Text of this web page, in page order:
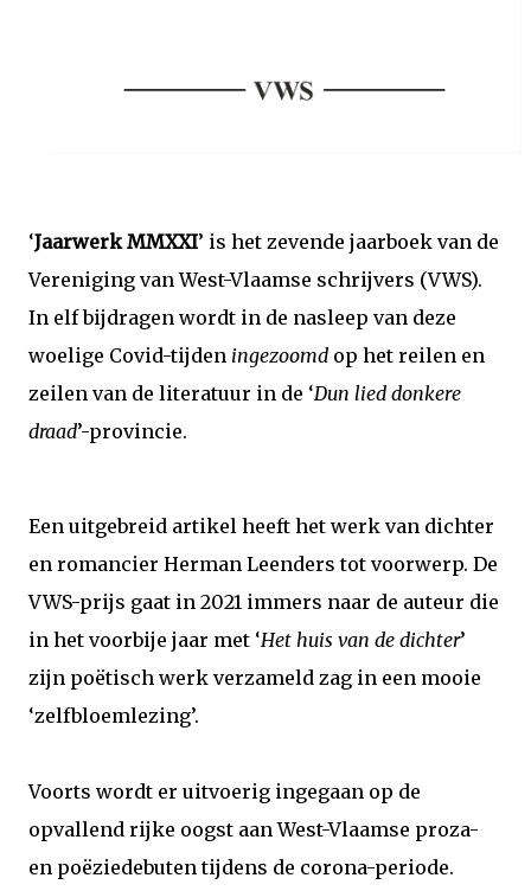
‘Jaarwerk MMXXI’ is het zevende jaarboek van de
Vereniging van West-Vlaamse schrijvers (VWS).
In elf bijdragen wordt in de nasleep van deze
woelige Covid-tijden ingezoomd op het reilen en
zeilen van de literatuur in de ‘Dun lied donkere
draad’-provincie.
Een uitgebreid artikel heeft het werk van dichter
en romancier Herman Leenders tot voorwerp. De
VWS-prijs gaat in 2021 immers naar de auteur die
in het voorbije jaar met ‘Het huis van de dichter’
zijn poëtisch werk verzameld zag in een mooie
‘zelfbloemlezing’.
Voorts wordt er uitvoerig ingegaan op de
opvallend rijke oogst aan West-Vlaamse proza-
en poëziedebuten tijdens de corona-periode.